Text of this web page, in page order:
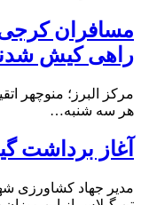
مسافران کرجی
راهی کیش
مرکز البرز؛ منوچهر
هر سه شنبه…
آغاز برداشت